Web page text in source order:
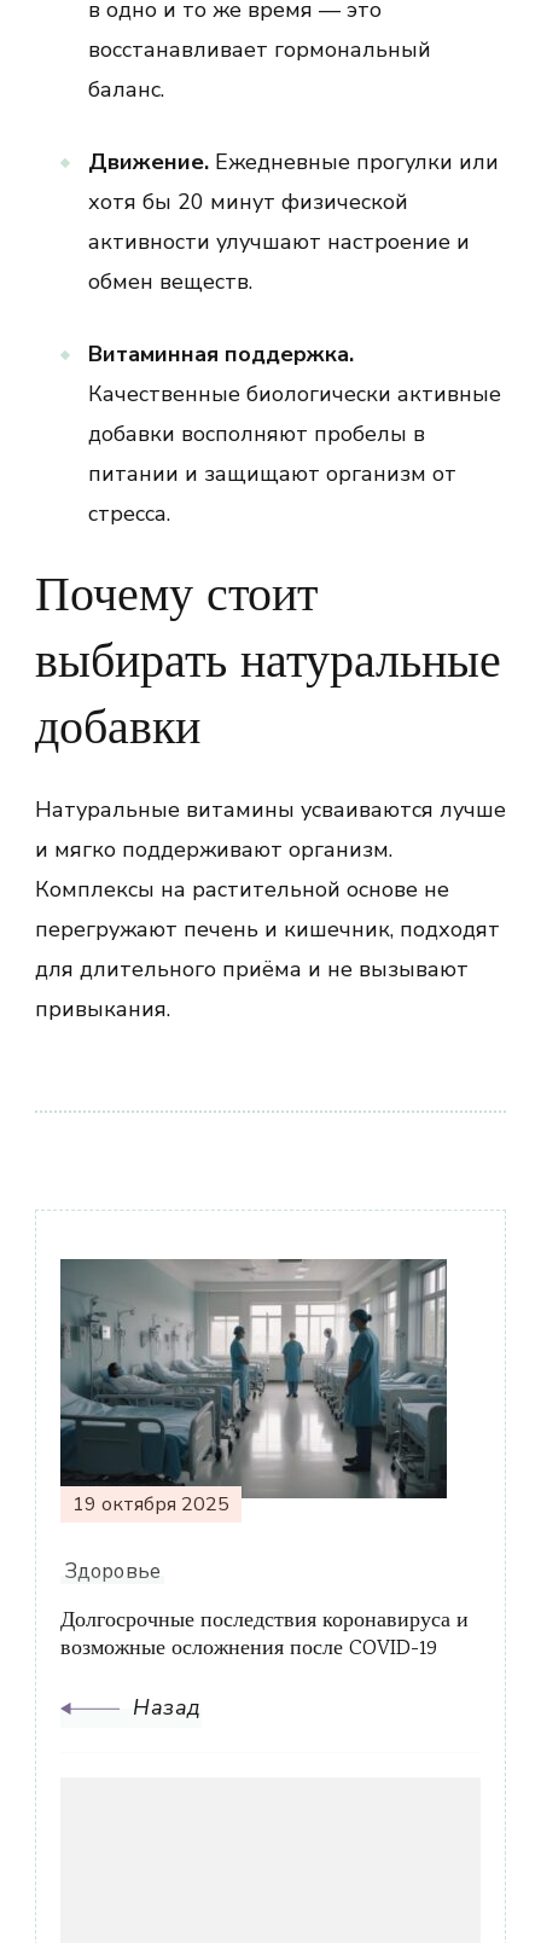
в одно и то же время — это
восстанавливает гормональный
баланс.
Движение. Ежедневные прогулки или
хотя бы 20 минут физической
активности улучшают настроение и
обмен веществ.
Витаминная поддержка.
Качественные биологически активные
добавки восполняют пробелы в
питании и защищают организм от
стресса.
Почему стоит
выбирать натуральные
добавки
Натуральные витамины усваиваются лучше
и мягко поддерживают организм.
Комплексы на растительной основе не
перегружают печень и кишечник, подходят
для длительного приёма и не вызывают
привыкания.
Навигация
по
записям
19 октября 2025
Здоровье
Долгосрочные последствия коронавируса и
возможные осложнения после COVID-19
Назад